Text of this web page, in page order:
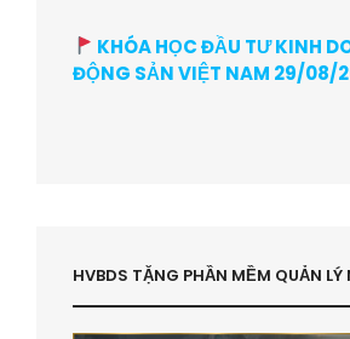
KHÓA HỌC ĐẦU TƯ KINH
ĐỘNG SẢN VIỆT NAM 29/08/
HVBDS TẶNG PHẦN MỀM QUẢN LÝ